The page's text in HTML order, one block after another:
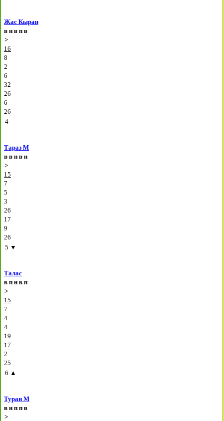
Жас Кыран
в н в п в
>
16
8
2
6
32
26
6
26
4
Тараз М
в в н в н
>
15
7
5
3
26
17
9
26
5 ▼
Талас
в п н в п
>
15
7
4
4
19
17
2
25
6 ▲
Туран М
в н п п в
>